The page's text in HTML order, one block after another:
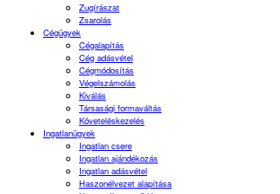
Zugírászat
Zsarolás
Cégügyek
Cégalapítás
Cég adásvétel
Cégmódosítás
Végelszámolás
Kiválás
Társasági formaváltás
Követeléskezelés
Ingatlanügyek
Ingatlan csere
Ingatlan ajándékozás
Ingatlan adásvétel
Haszonélvezet alapítása